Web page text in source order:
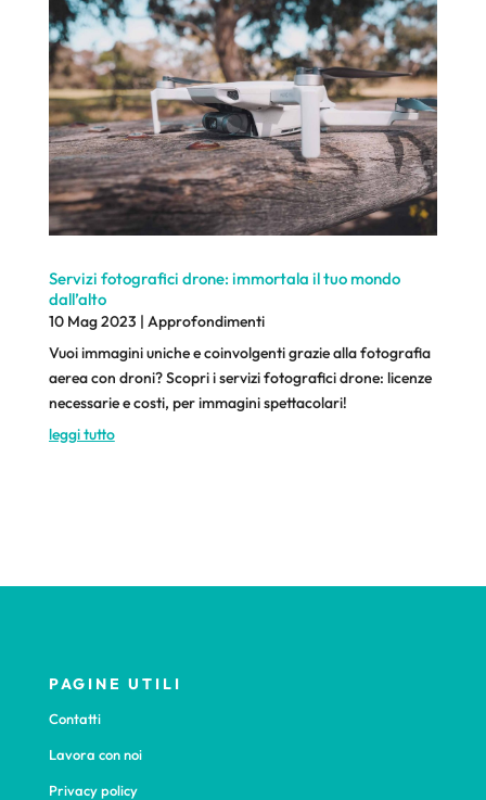
Servizi fotografici drone: immortala il tuo mondo
dall’alto
10 Mag 2023 | Approfondimenti
Vuoi immagini uniche e coinvolgenti grazie alla fotografia
aerea con droni? Scopri i servizi fotografici drone: licenze
necessarie e costi, per immagini spettacolari!
leggi tutto
PAGINE UTILI
Contatti
Lavora con noi
Privacy policy